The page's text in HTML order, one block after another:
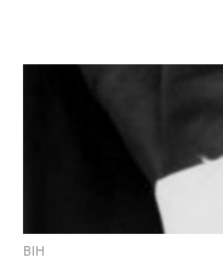
BIH